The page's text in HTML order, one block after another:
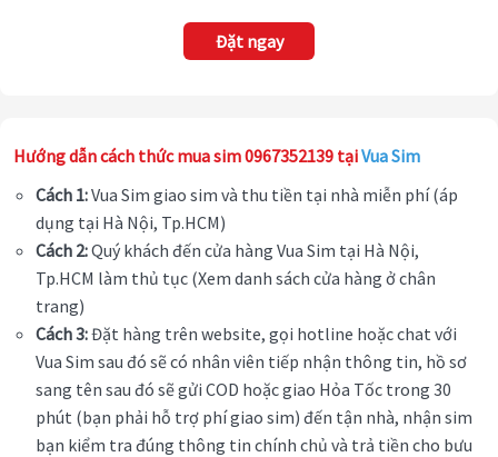
Đặt ngay
Hướng dẫn cách thức mua sim 0967352139 tạiVua Sim
Cách 1:Vua Sim giao sim và thu tiền tại nhà miễn phí (áp
dụng tại Hà Nội, Tp.HCM)
Cách 2:Quý khách đến cửa hàng Vua Sim tại Hà Nội,
Tp.HCM làm thủ tục (Xem danh sách cửa hàng ở chân
trang)
Cách 3:Đặt hàng trên website, gọi hotline hoặc chat với
Vua Sim sau đó sẽ có nhân viên tiếp nhận thông tin, hồ sơ
sang tên sau đó sẽ gửi COD hoặc giao Hỏa Tốc trong 30
phút (bạn phải hỗ trợ phí giao sim) đến tận nhà, nhận sim
bạn kiểm tra đúng thông tin chính chủ và trả tiền cho bưu